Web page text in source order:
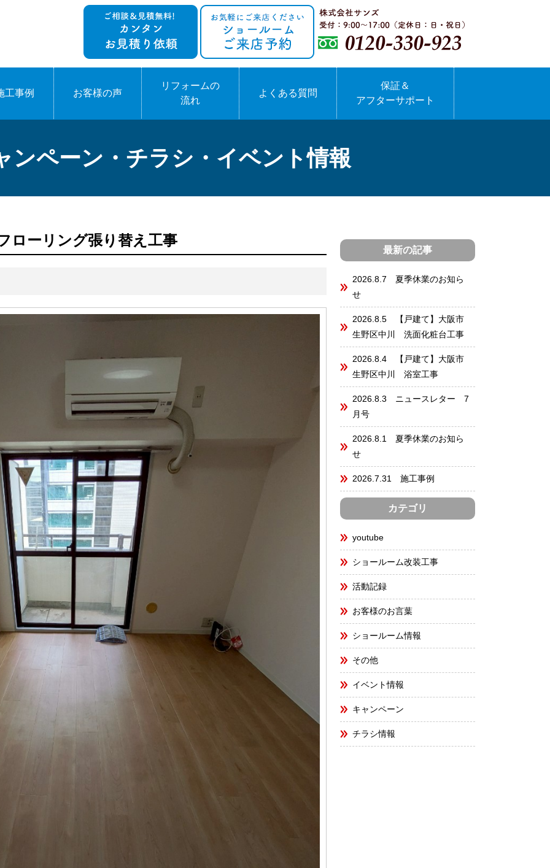
工事例 お客様の声
リフォームの
流れ
よくある質問
保証＆
アフターサポート
ンペーン・チラシ・イベント情報
ーリング張り替え工事
最新の記事
2026.8.7 夏季休業のお知ら
せ
2026.8.5 【戸建て】大阪市
生野区中川 洗面化粧台工事
2026.8.4 【戸建て】大阪市
生野区中川 浴室工事
2026.8.3 ニュースレター 7
月号
2026.8.1 夏季休業のお知ら
せ
2026.7.31 施工事例
カテゴリ
youtube
ショールーム改装工事
活動記録
お客様のお言葉
ショールーム情報
その他
イベント情報
キャンペーン
チラシ情報